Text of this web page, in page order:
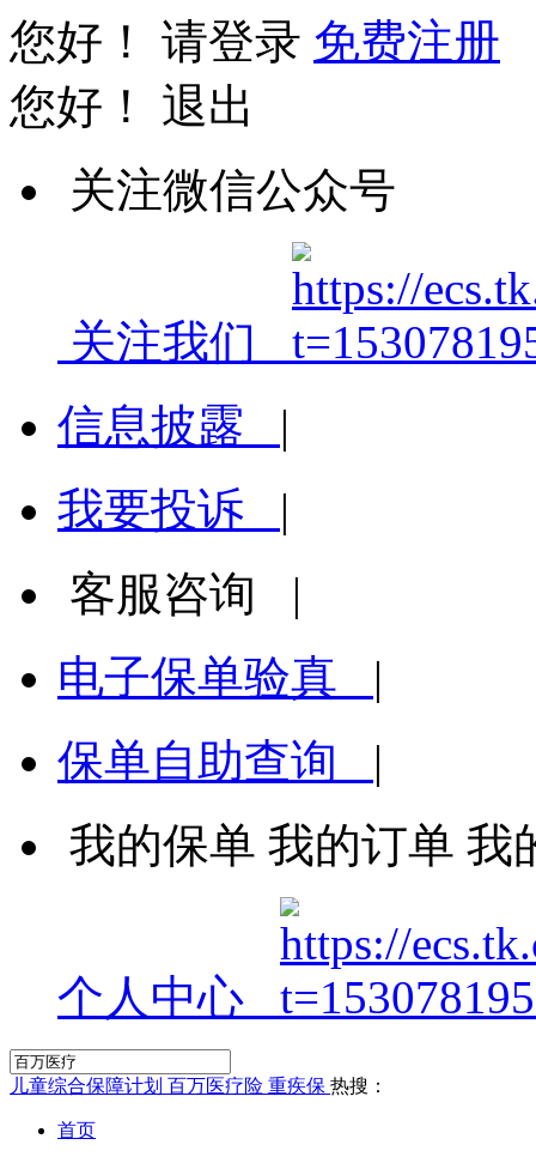
您好！ 请登录 免费注册
您好！ 退出
关注微信公众号
关注我们
信息披露 |
我要投诉 |
客服咨询 |
电子保单验真 |
保单自助查询 |
我的保单 我的订单 我
个人中心
儿童综合保障计划 百万医疗险 重疾保 热搜：
首页